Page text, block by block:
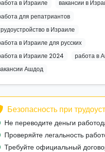
в Израиле
вакансии в
для репатриантов
в Израиле
в Израиле для русских
в Израиле 2024
работа в
Ашдод
Безопасность при
Не переводите деньги
Проверяйте легальность
Требуйте официальный